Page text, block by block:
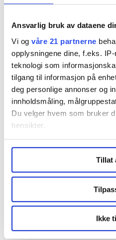
Ansvarlig bruk av dataene
Vi og våre 21 partnerne
opplysningene dine, f.eks.
teknologi som
tilgang til informasjon på
deg personlige annonser og
innholdsmåling,
Du velger hvem som bruker
hensikter.
Undermer infokan du lese
data behandles og hvordan
brukes. Du kan hele tiden
samtykke fra erklæringen om
LO Medias publikasjoner
og fontene.no bruker
lære hvordan våre nettsider
Tillat
Ikke
Nyheter
Dette er en sak fra
Vi skriver om de
virksomheter med
Les mer fra oss